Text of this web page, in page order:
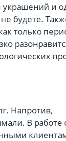
украшений и
будете.
только
Напротив,
В работе